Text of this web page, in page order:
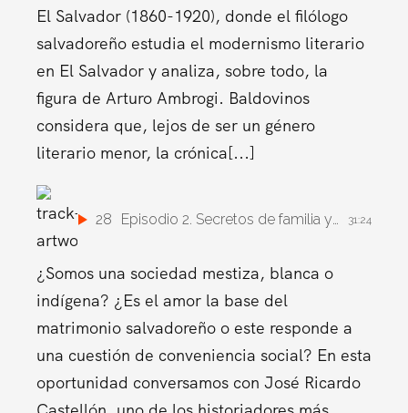
El Salvador (1860-1920), donde el filólogo
salvadoreño estudia el modernismo literario
en El Salvador y analiza, sobre todo, la
figura de Arturo Ambrogi. Baldovinos
considera que, lejos de ser un género
literario menor, la crónica[...]
28 Episodio 2. Secretos de familia y movilidad social en El Salvador colonial del siglo XVIII 31:24
¿Somos una sociedad mestiza, blanca o
indígena? ¿Es el amor la base del
matrimonio salvadoreño o este responde a
una cuestión de conveniencia social? En esta
oportunidad conversamos con José Ricardo